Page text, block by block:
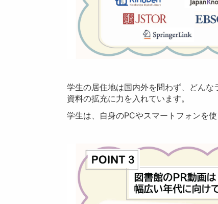
学生の居住地は国内外を問わず、どん
資料の拡充に力を入れています。
学生は、自身のPCやスマートフォンを